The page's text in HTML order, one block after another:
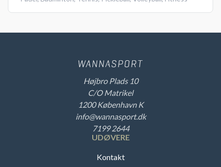
Højbro Plads 10
C/O Matrikel
1200 København K
info@wannasport.dk
7199 2644
UDØVERE
Kontakt